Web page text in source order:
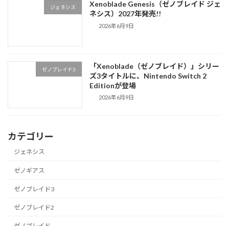
ジェネシス
Xenoblade Genesis（ゼノブレイド ジェ
ネシス）2027年発売!!
2026年6月9日
ゼノブレイド3
「Xenoblade（ゼノブレイド）」シリー
ズ3タイトルに、Nintendo Switch 2
Editionが登場
2026年6月9日
カテゴリー
ジェネシス
ゼノギアス
ゼノブレイド3
ゼノブレイド2